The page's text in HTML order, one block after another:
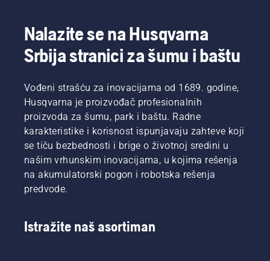
Nalazite se na Husqvarna
Srbija stranici za šumu i baštu
Vođeni strašću za inovacijama od 1689. godine,
Husqvarna je proizvođač profesionalnih
proizvoda za šumu, park i baštu. Radne
karakteristike i korisnost ispunjavaju zahteve koji
se tiču bezbednosti i brige o životnoj sredini u
našim vrhunskim inovacijama, u kojima rešenja
na akumulatorski pogon i robotska rešenja
predvode.
Istražite naš asortiman